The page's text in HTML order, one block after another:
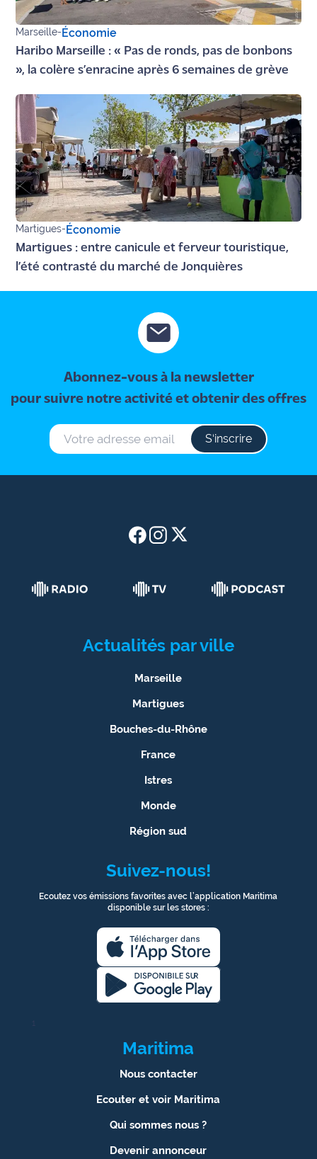
Marseille-Économie
Haribo Marseille : « Pas de ronds, pas de bonbons
», la colère s’enracine après 6 semaines de grève
Martigues-Économie
Martigues : entre canicule et ferveur touristique,
l’été contrasté du marché de Jonquières
Abonnez-vous à la newsletter
pour suivre notre activité et obtenir des offres
S‘inscrire
Actualités par ville
Marseille
Martigues
Bouches-du-Rhône
France
Istres
Monde
Région sud
Suivez-nous!
Ecoutez vos émissions favorites avec l’application Maritima
disponible sur les stores :
1
Maritima
Nous contacter
Ecouter et voir Maritima
Qui sommes nous ?
Devenir annonceur